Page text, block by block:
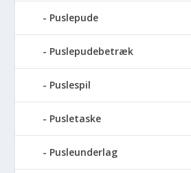
Puslepude
Puslepudebetræk
Puslespil
Pusletaske
Pusleunderlag